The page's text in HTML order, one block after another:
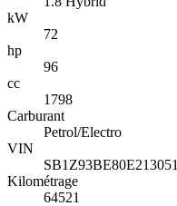
kW
72
hp
96
cc
1798
Carburant
Petrol/Electro
VIN
SB1Z93BE80E213051
Kilométrage
64521